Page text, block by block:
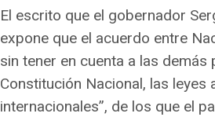
El escrito que el gobernador
expone que el acuerdo entre
sin tener en cuenta a las demás
Constitución Nacional, las
internacionales”, de los que el